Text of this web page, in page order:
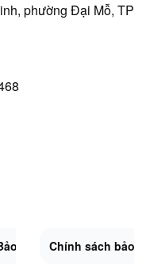
phường Đại Mỗ, TP
Chung Sitemap.XML
Mật Đổi trả và hoàn
Chính sách bảo